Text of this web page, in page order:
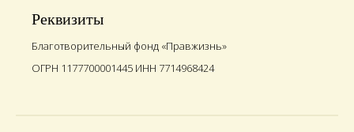
Реквизиты
Благотворительный фонд «Правжизнь»
ОГРН 1177700001445 ИНН 7714968424